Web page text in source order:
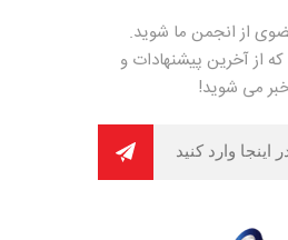
از انجمن ما شوید.
از آخرین پیشنهادات و
می شوید!